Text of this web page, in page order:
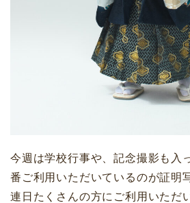
今週は学校行事や、記念撮影も入
番ご利用いただいているのが証明
連日たくさんの方にご利用いただ